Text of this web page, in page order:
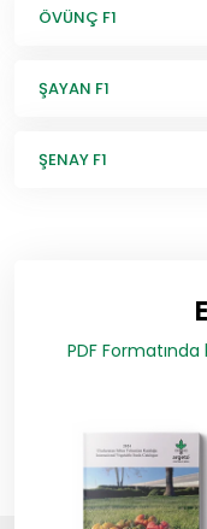
ÖVÜNÇ F1
ŞAYAN F1
ŞENAY F1
PDF Formatında